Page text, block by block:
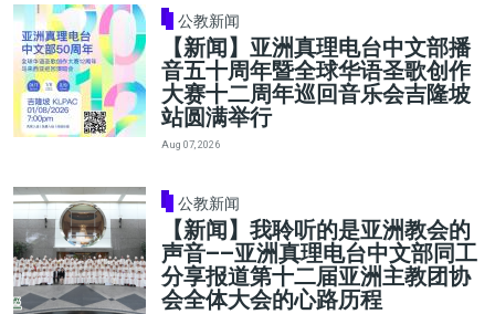
公教新闻
【新闻】亚洲真理电台中文部播
音五十周年暨全球华语圣歌创作
大赛十二周年巡回音乐会吉隆坡
站圆满举行
Aug 07, 2026
公教新闻
【新闻】我聆听的是亚洲教会的
声音——亚洲真理电台中文部同工
分享报道第十二届亚洲主教团协
会全体大会的心路历程